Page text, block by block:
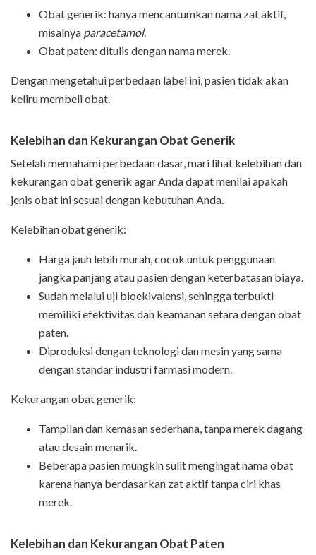
Obat generik: hanya mencantumkan nama zat aktif,
misalnya paracetamol.
Obat paten: ditulis dengan nama merek.
Dengan mengetahui perbedaan label ini, pasien tidak akan
keliru membeli obat.
Kelebihan dan Kekurangan Obat Generik
Setelah memahami perbedaan dasar, mari lihat kelebihan dan
kekurangan obat generik agar Anda dapat menilai apakah
jenis obat ini sesuai dengan kebutuhan Anda.
Kelebihan obat generik:
Harga jauh lebih murah, cocok untuk penggunaan
jangka panjang atau pasien dengan keterbatasan biaya.
Sudah melalui uji bioekivalensi, sehingga terbukti
memilikiefektivitas dan keamanan setara dengan obat
paten.
Diproduksi dengan teknologi dan mesin yang sama
dengan standar industri farmasi modern.
Kekurangan obat generik:
Tampilan dan kemasan sederhana, tanpa merek dagang
atau desain menarik.
Beberapa pasien mungkin sulit mengingat nama obat
karena hanya berdasarkan zat aktiftanpa ciri khas
merek.
Kelebihan dan Kekurangan Obat Paten